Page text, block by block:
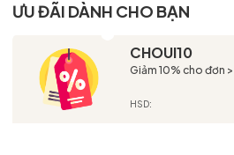
ƯU ĐÃI DÀNH CHO BẠN
CHOUI10
Giảm 10% cho đơn
HSD: